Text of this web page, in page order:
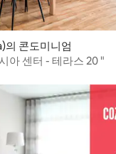
to do and visit, and
and bars
to help you make
stay in La Patacona
are included up to a
enough to enjoy all
house. The tenant
in case of
의 콘도미니엄
아 센터 - 테라스 20 "